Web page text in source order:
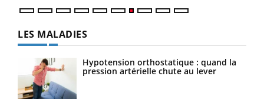
LES MALADIES
Hypotension orthostatique : quand la
pression artérielle chute au lever